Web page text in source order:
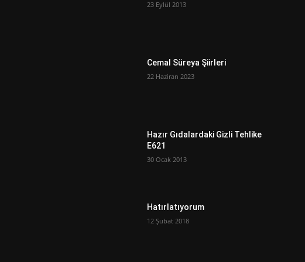
23 Eylül 2013
Cemal Süreya Şiirleri
22 Haziran 2023
Hazır Gıdalardaki Gizli Tehlike
E621
30 Ocak 2013
Hatırlatıyorum
12 Şubat 2018